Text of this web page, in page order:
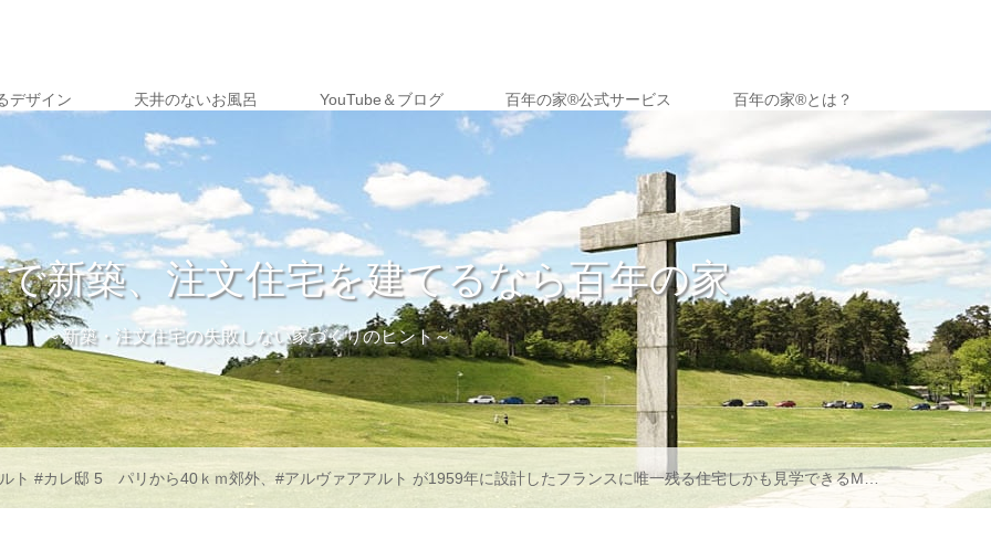
デザイン 天井のないお風呂 YouTube＆ブログ 百年の家®️公式サービス 百年の家®︎とは？
新築、注文住宅を建てるなら百年の家
～新築・注文住宅の失敗しない家づくりのヒント～
ランスに唯一残る住宅しかも見学できるMaison Louis Carre (#ルイカレ邸 )ドアの取っ手は今でいう #ユニバーサルデザインやっぱり本物の #木のドア はいいですねシート張りと違います絵を見せるために椅子と照明を置きますこれって絶対ですアメリカでもそうですが、ちょっとした部屋の角にお気に入りの椅子とスタンドライトを置いて本を読むそれがいかに部屋を素敵にするかお判りでしょうか？豊かな暮らしは家具や絵が主役ゴテゴテした模様の #壁クロス なんていらないですわざわざクロスを選ばせる方がわかってない事が問題かと思います#アルテック 欲しくなりますね寒い冬を如何に #温かく快適 に暮らすか？これは当時のアアルトも持っていたテーマであると僕が思うのはどの #アアルト設計の建物 にも、独自の #空調 、#暖房 、#通風 の工夫が見られるからですこれから約１００枚のカレ邸を見て頂こうと思いますご興味ある方はお付き合いください ━━━━━━━━━━━━━━━世界一長寿な日本人ですが、最後の10年は寝たきりになるのが普通なのを知ってますか？家の寒さが原因で、毎年1万7千人が亡くなる、家の性能は低くて当たり前の国でもありますこれから家を建てるなら最低限、健康で長生きできる家を百年の家プロジェクトは、ヒートショックを撲滅し誰もがセンテナリアンになれる家づくりを推進します━━━━━━━━━━━━━━━■最新情報はHPにて■@myhome_sweets プロフィールのリンクよりwebへお問い合わせはDM、コメントからお願いします━━━━━━━━━━━━━━━#マイホーム #インテリア #高性能 #insanedesigns #センテナリアン #高気密 #愛知県家づくり #岡崎市家づくり #島根家づくり #宇都宮家づくり #さいたま家づくり #岐阜家づくり #京都家づくり #滋賀家づくりpowered by #百年の家プロジェクト 17 – Instagram